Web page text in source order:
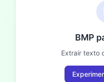
BMP
Extrair texto